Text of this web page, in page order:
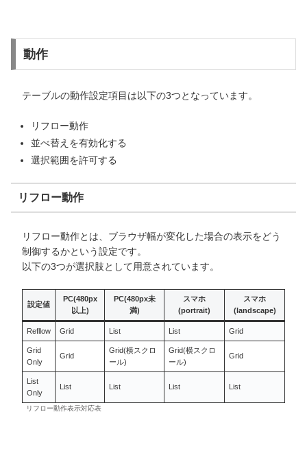
動作
テーブルの動作設定項目は以下の3つとなっています。
リフロー動作
並べ替えを有効化する
選択範囲を許可する
リフロー動作
リフロー動作とは、ブラウザ幅が変化した場合の表示をどう
制御するかという設定です。
以下の3つが選択肢として用意されています。
設定値
PC(480px
以上)
PC(480px未
満)
スマホ
(portrait)
スマホ
(landscape)
Refllow Grid List List Grid
Grid
Only
Grid
Grid(横スクロ
ール)
Grid(横スクロ
ール)
Grid
List
Only
List List List List
リフロー動作表示対応表